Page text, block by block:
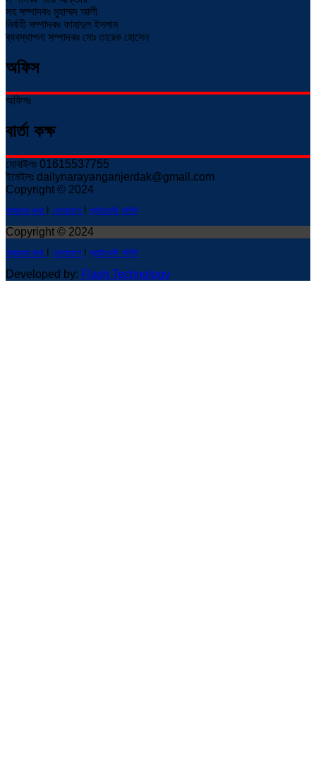
সহ সম্পাদকঃ মুহাম্মদ আলী
নির্বাহী সম্পাদকঃ ফাহাদুল ইসলাম
ব্যবস্থাপনা সম্পাদকঃ মোঃ তারেক হোসেন
অফিস
অফিসঃ
বার্তা কক্ষ
মোবাইলঃ 01615537755
ইমেইলঃ dailynarayanganjerdak@gmail.com
Copyright © 2024
আমাদের কথা ! যোগাযোগ ! প্রাইভেসি পলিসি
Copyright © 2024
আমাদের কথা ! যোগাযোগ ! প্রাইভেসি পলিসি
Developed by: Flash Technology